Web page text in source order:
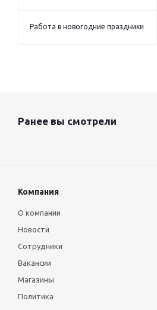
Работа в новогодние праздники
Ранее вы смотрели
Компания
О компании
Новости
Сотрудники
Вакансии
Магазины
Политика